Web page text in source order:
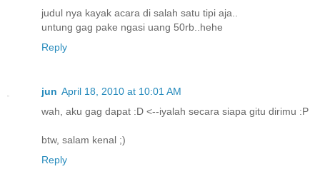
judul nya kayak acara di salah satu tipi aja..
untung gag pake ngasi uang 50rb..hehe
Reply
jun April 18, 2010 at 10:01 AM
wah, aku gag dapat :D <--iyalah secara siapa gitu dirimu :P
btw, salam kenal ;)
Reply